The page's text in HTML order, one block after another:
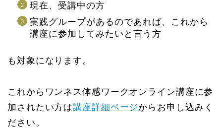
現在、受講中の方
実践グループがあるのであれば、これから
講座に参加してみたいと言う方
も対象になります。
これからワンネス体感ワークオンライン講座に参
加されたい方は講座詳細ページからお申し込みく
ださい。